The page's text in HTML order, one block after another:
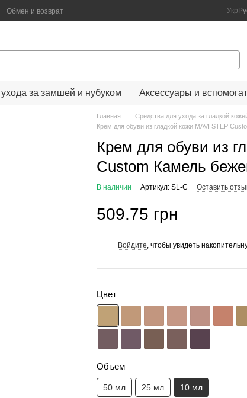
Обмен и возврат
Lab Цифровой сканер цвета
Укр
за замшей и нубуком Аксессуары и
Главная
Средства для ухода за гладкой
Крем для обуви из гладкой кожи MAVI STEP
Крем для обуви из
Custom Камель
В наличии Артикул: SL-C Оставить
509.75 грн
Войдите , чтобы увидеть
Цвет
Объем
50 мл 25 мл 10 мл